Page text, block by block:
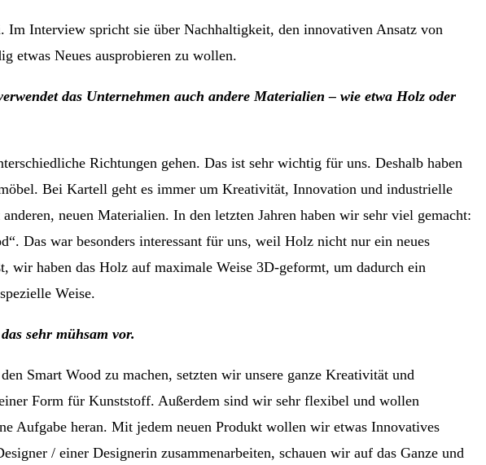
Interview spricht sie über Nachhaltigkeit, den innovativen Ansatz von
etwas Neues ausprobieren zu wollen.
das Unternehmen auch andere Materialien – wie etwa Holz oder
Richtungen gehen. Das ist sehr wichtig für uns. Deshalb haben
Bei Kartell geht es immer um Kreativität, Innovation und industrielle
neuen Materialien. In den letzten Jahren haben wir sehr viel gemacht:
Das war besonders interessant für uns, weil Holz nicht nur ein neues
haben das Holz auf maximale Weise 3D-geformt, um dadurch ein
Weise.
sehr mühsam vor.
Smart Wood zu machen, setzten wir unsere ganze Kreativität und
Form für Kunststoff. Außerdem sind wir sehr flexibel und wollen
Aufgabe heran. Mit jedem neuen Produkt wollen wir etwas Innovatives
/ einer Designerin zusammenarbeiten, schauen wir auf das Ganze und